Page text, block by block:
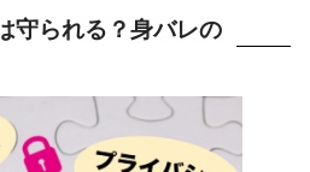
守られる？身バレの